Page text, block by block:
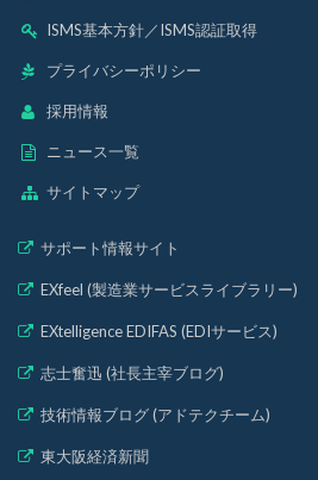
ISMS基本方針／ISMS認証取得
プライバシーポリシー
採用情報
ニュース一覧
サイトマップ
サポート情報サイト
EXfeel (製造業サービスライブラリー)
EXtelligence EDIFAS (EDIサービス)
志士奮迅 (社長主宰ブログ)
技術情報ブログ (アドテクチーム)
東大阪経済新聞